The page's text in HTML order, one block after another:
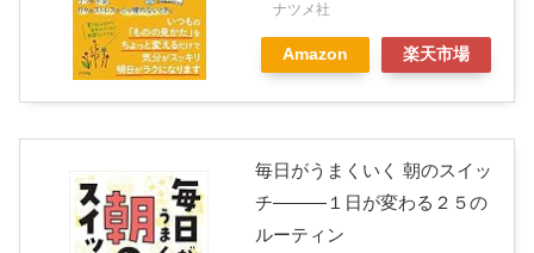
ナツメ社
Amazon 楽天市場
毎日がうまくいく 朝のスイッ
チ―――１日が変わる２５の
ルーティン